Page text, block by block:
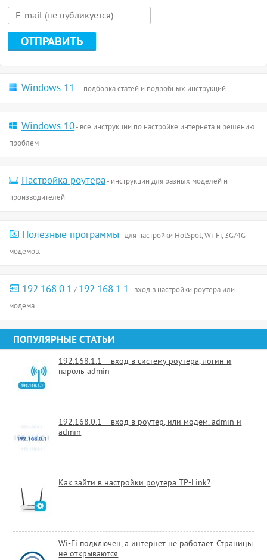
Windows 11— подборка статей и подробных инструкций
Windows 10- все инструкции по настройке интернета и решению
проблем
Настройка роутера- инструкции для разных моделей и
производителей
Полезные программы- для настройки HotSpot, Wi-Fi, 3G/4G
модемов.
192.168.0.1/192.168.1.1- вход в настройки роутера или
модема.
ПОПУЛЯРНЫЕ СТАТЬИ
192.168.1.1 – вход в систему роутера, логин и
пароль admin
192.168.0.1 – вход в роутер, или модем. admin и
admin
Как зайти в настройки роутера TP-Link?
Wi-Fi подключен, а интернет не работает. Страницы
не открываются